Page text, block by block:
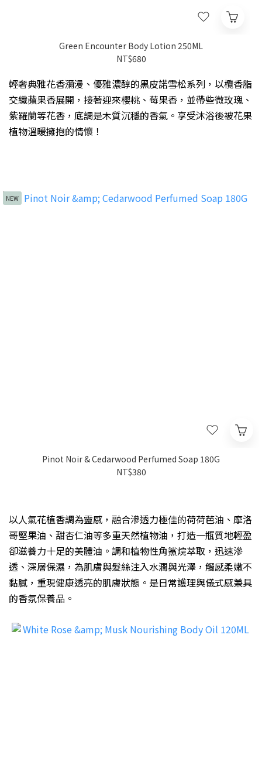
Green Encounter Body Lotion 250ML
NT$680
輕奢典雅花香瀰漫、優雅濃醇的黑皮諾雪松系列，以欖香脂
交織蘋果香展開，接著迎來櫻桃、莓果香，並帶些微玫瑰、
紫羅蘭等花香，底調是木質沉穩的香氣。享受沐浴後被花果
植物溫暖擁抱的情懷！
NEW
Pinot Noir & Cedarwood Perfumed Soap 180G
NT$380
以人氣花植香調為靈感，融合滲透力極佳的荷荷芭油、摩洛
哥堅果油、甜杏仁油等多重天然植物油，打造一瓶質地輕盈
卻滋養力十足的美體油。調和植物性角鯊烷萃取，迅速滲
透、深層保濕，為肌膚與髮絲注入水潤與光澤，觸感柔嫩不
黏膩，重現健康透亮的肌膚狀態。是日常護理與儀式感兼具
的香氛保養品。